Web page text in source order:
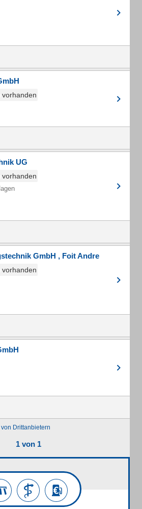
UG
GmbH , Foit Andre
Drittanbietern
1 von 1